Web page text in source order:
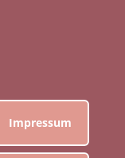
Impressum